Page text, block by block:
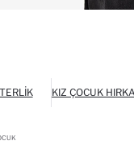
KIZ ÇOCUK